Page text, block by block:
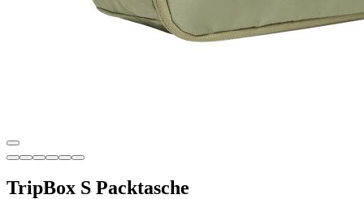
TripBox S Packtasche